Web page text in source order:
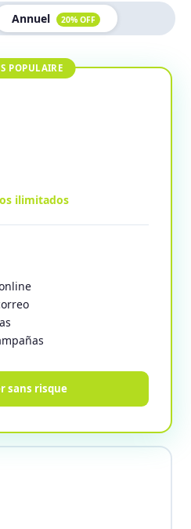
Annuel 20% OFF
ilimitados
sans risque